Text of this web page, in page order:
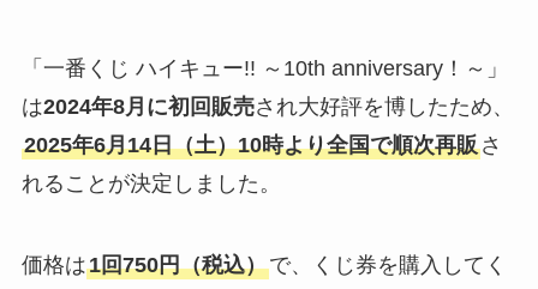
「一番くじ ハイキュー!! ～10th anniversary！～」
は2024年8月に初回販売され大好評を博したため、
2025年6月14日（土）10時より全国で順次再販さ
れることが決定しました。
価格は1回750円（税込）で、くじ券を購入してく